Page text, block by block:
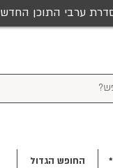
ערבי התוכן
החופש הגדול